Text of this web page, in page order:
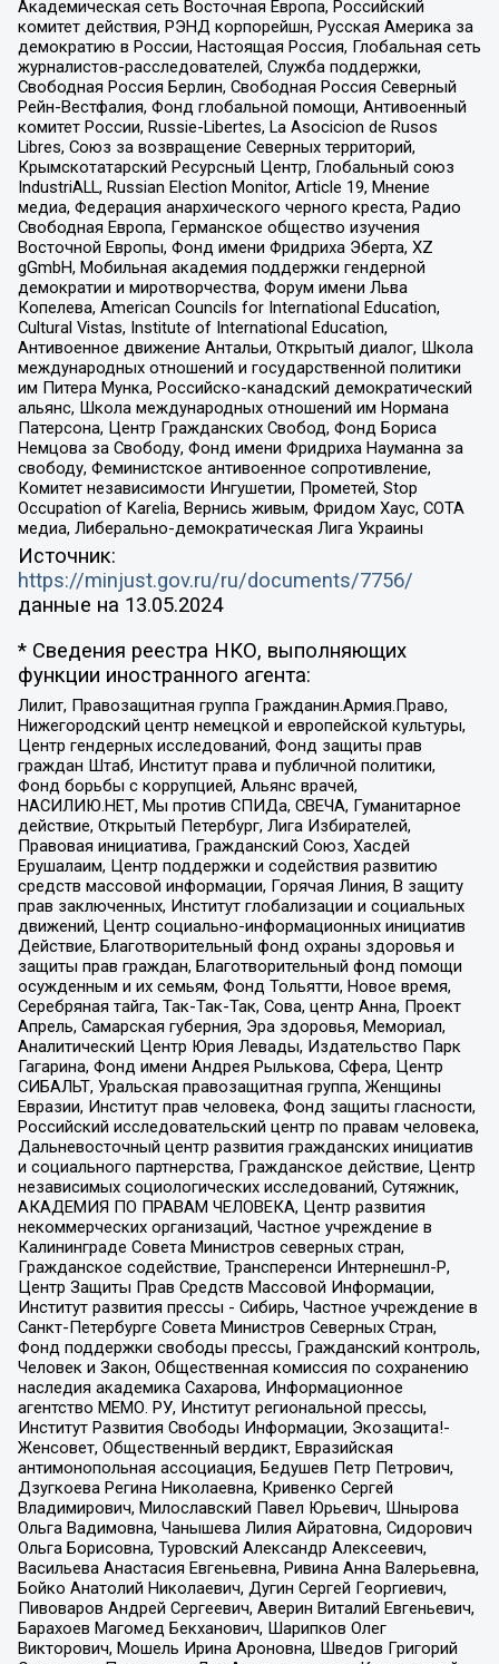
Академическая сеть Восточная Европа, Российский
комитет действия, РЭНД корпорейшн, Русская Америка за
демократию в России, Настоящая Россия, Глобальная сеть
журналистов-расследователей, Служба поддержки,
Свободная Россия Берлин, Свободная Россия Северный
Рейн-Вестфалия, Фонд глобальной помощи, Антивоенный
комитет России, Russie-Libertes, La Asocicion de Rusos
Libres, Союз за возвращение Северных территорий,
Крымскотатарский Ресурсный Центр, Глобальный союз
IndustriALL, Russian Election Monitor, Article 19, Мнение
медиа, Федерация анархического черного креста, Радио
Свободная Европа, Германское общество изучения
Восточной Европы, Фонд имени Фридриха Эберта, XZ
gGmbH, Мобильная академия поддержки гендерной
демократии и миротворчества, Форум имени Льва
Копелева, American Councils for International Education,
Cultural Vistas, Institute of International Education,
Антивоенное движение Антальи, Открытый диалог, Школа
международных отношений и государственной политики
им Питера Мунка, Российско-канадский демократический
альянс, Школа международных отношений им Нормана
Патерсона, Центр Гражданских Свобод, Фонд Бориса
Немцова за Свободу, Фонд имени Фридриха Науманна за
свободу, Феминистское антивоенное сопротивление,
Комитет независимости Ингушетии, Прометей, Stop
Occupation of Karelia, Вернись живым, Фридом Хаус, СОТА
медиа, Либерально-демократическая Лига Украины
Источник:
https://minjust.gov.ru/ru/documents/7756/
данные на 13.05.2024
* Сведения реестра НКО, выполняющих
функции иностранного агента:
Лилит, Правозащитная группа Гражданин.Армия.Право,
Нижегородский центр немецкой и европейской культуры,
Центр гендерных исследований, Фонд защиты прав
граждан Штаб, Институт права и публичной политики,
Фонд борьбы с коррупцией, Альянс врачей,
НАСИЛИЮ.НЕТ, Мы против СПИДа, СВЕЧА, Гуманитарное
действие, Открытый Петербург, Лига Избирателей,
Правовая инициатива, Гражданский Союз, Хасдей
Ерушалаим, Центр поддержки и содействия развитию
средств массовой информации, Горячая Линия, В защиту
прав заключенных, Институт глобализации и социальных
движений, Центр социально-информационных инициатив
Действие, Благотворительный фонд охраны здоровья и
защиты прав граждан, Благотворительный фонд помощи
осужденным и их семьям, Фонд Тольятти, Новое время,
Серебряная тайга, Так-Так-Так, Сова, центр Анна, Проект
Апрель, Самарская губерния, Эра здоровья, Мемориал,
Аналитический Центр Юрия Левады, Издательство Парк
Гагарина, Фонд имени Андрея Рылькова, Сфера, Центр
СИБАЛЬТ, Уральская правозащитная группа, Женщины
Евразии, Институт прав человека, Фонд защиты гласности,
Российский исследовательский центр по правам человека,
Дальневосточный центр развития гражданских инициатив
и социального партнерства, Гражданское действие, Центр
независимых социологических исследований, Сутяжник,
АКАДЕМИЯ ПО ПРАВАМ ЧЕЛОВЕКА, Центр развития
некоммерческих организаций, Частное учреждение в
Калининграде Совета Министров северных стран,
Гражданское содействие, Трансперенси Интернешнл-Р,
Центр Защиты Прав Средств Массовой Информации,
Институт развития прессы - Сибирь, Частное учреждение в
Санкт-Петербурге Совета Министров Северных Стран,
Фонд поддержки свободы прессы, Гражданский контроль,
Человек и Закон, Общественная комиссия по сохранению
наследия академика Сахарова, Информационное
агентство МЕМО. РУ, Институт региональной прессы,
Институт Развития Свободы Информации, Экозащита!-
Женсовет, Общественный вердикт, Евразийская
антимонопольная ассоциация, Бедушев Петр Петрович,
Дзугкоева Регина Николаевна, Кривенко Сергей
Владимирович, Милославский Павел Юрьевич, Шнырова
Ольга Вадимовна, Чанышева Лилия Айратовна, Сидорович
Ольга Борисовна, Туровский Александр Алексеевич,
Васильева Анастасия Евгеньевна, Ривина Анна Валерьевна,
Бойко Анатолий Николаевич, Дугин Сергей Георгиевич,
Пивоваров Андрей Сергеевич, Аверин Виталий Евгеньевич,
Барахоев Магомед Бекханович, Шарипков Олег
Викторович, Мошель Ирина Ароновна, Шведов Григорий